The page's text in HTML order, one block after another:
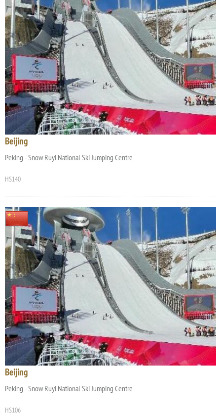
Beijing
Peking - Snow Ruyi National Ski Jumping Centre
HS140
Beijing
Peking - Snow Ruyi National Ski Jumping Centre
HS106